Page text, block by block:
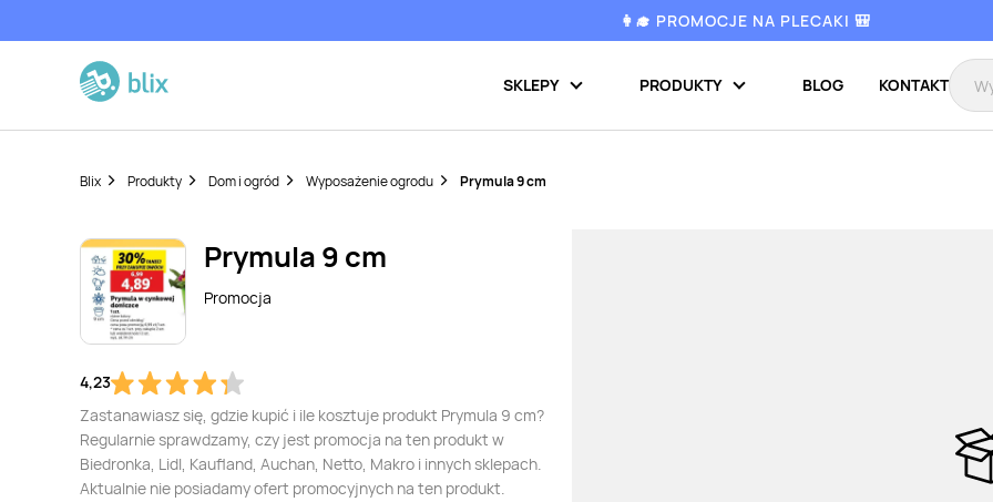
👩‍🎓 PROMOCJE NA PLECAKI 🎒
SKLEPY PRODUKTY BLOG KONTAKT
Blix Produkty Dom i ogród Wyposażenie ogrodu Prymula 9 cm
Prymula 9 cm
Promocja
4,23
Zastanawiasz się, gdzie kupić i ile kosztuje produkt Prymula 9 cm?
Regularnie sprawdzamy, czy jest promocja na ten produkt w
Biedronka, Lidl, Kaufland, Auchan, Netto, Makro i innych sklepach.
Aktualnie nie posiadamy ofert promocyjnych na ten produkt.